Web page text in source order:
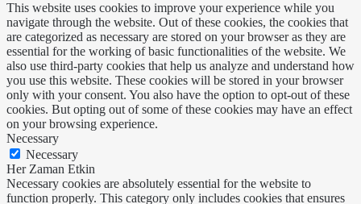
This website uses cookies to improve your experience while you
navigate through the website. Out of these cookies, the cookies that
are categorized as necessary are stored on your browser as they are
essential for the working of basic functionalities of the website. We
also use third-party cookies that help us analyze and understand how
you use this website. These cookies will be stored in your browser
only with your consent. You also have the option to opt-out of these
cookies. But opting out of some of these cookies may have an effect
on your browsing experience.
Necessary
Necessary
Her Zaman Etkin
Necessary cookies are absolutely essential for the website to
function properly. This category only includes cookies that ensures